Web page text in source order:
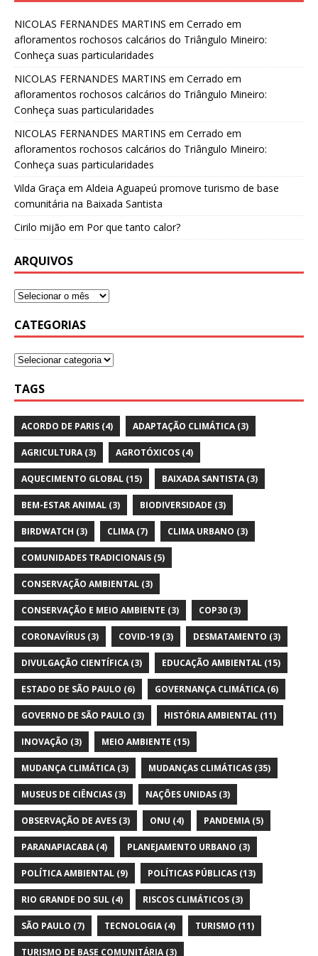
NICOLAS FERNANDES MARTINS em Cerrado em
afloramentos rochosos calcários do Triângulo Mineiro:
Conheça suas particularidades
NICOLAS FERNANDES MARTINS em Cerrado em
afloramentos rochosos calcários do Triângulo Mineiro:
Conheça suas particularidades
NICOLAS FERNANDES MARTINS em Cerrado em
afloramentos rochosos calcários do Triângulo Mineiro:
Conheça suas particularidades
Vilda Graça em Aldeia Aguapeú promove turismo de base
comunitária na Baixada Santista
Cirilo mijão em Por que tanto calor?
ARQUIVOS
CATEGORIAS
TAGS
ACORDO DE PARIS (4) ADAPTAÇÃO CLIMÁTICA(3)
AGRICULTURA(3) AGROTÓXICOS (4)
AQUECIMENTO GLOBAL (15) BAIXADA SANTISTA(3)
BEM-ESTAR ANIMAL (3) BIODIVERSIDADE (3)
BIRDWATCH (3) CLIMA(7) CLIMA URBANO (3)
COMUNIDADES TRADICIONAIS (5)
CONSERVAÇÃO AMBIENTAL (3)
CONSERVAÇÃO E MEIO AMBIENTE (3) COP30 (3)
CORONAVÍRUS (3) COVID-19 (3) DESMATAMENTO (3)
DIVULGAÇÃO CIENTÍFICA(3) EDUCAÇÃO AMBIENTAL (15)
ESTADO DE SÃO PAULO (6) GOVERNANÇA CLIMÁTICA(6)
GOVERNO DE SÃO PAULO (3) HISTÓRIA AMBIENTAL (11)
INOVAÇÃO (3) MEIO AMBIENTE (15)
MUDANÇA CLIMÁTICA(3) MUDANÇAS CLIMÁTICAS (35)
MUSEUS DE CIÊNCIAS (3) NAÇÕES UNIDAS (3)
OBSERVAÇÃO DE AVES (3) ONU (4) PANDEMIA(5)
PARANAPIACABA(4) PLANEJAMENTO URBANO (3)
POLÍTICA AMBIENTAL (9) POLÍTICAS PÚBLICAS (13)
RIO GRANDE DO SUL (4) RISCOS CLIMÁTICOS (3)
SÃO PAULO (7) TECNOLOGIA(4) TURISMO (11)
TURISMO DE BASE COMUNITÁRIA(3)